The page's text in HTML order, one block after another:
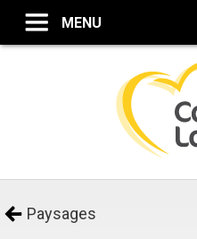
Paysages